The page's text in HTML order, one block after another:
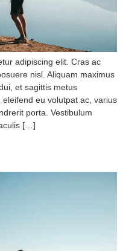
adipiscing elit. Cras ac
nisl. Aliquam maximus
et sagittis metus
eu volutpat ac, varius
porta. Vestibulum
[…]